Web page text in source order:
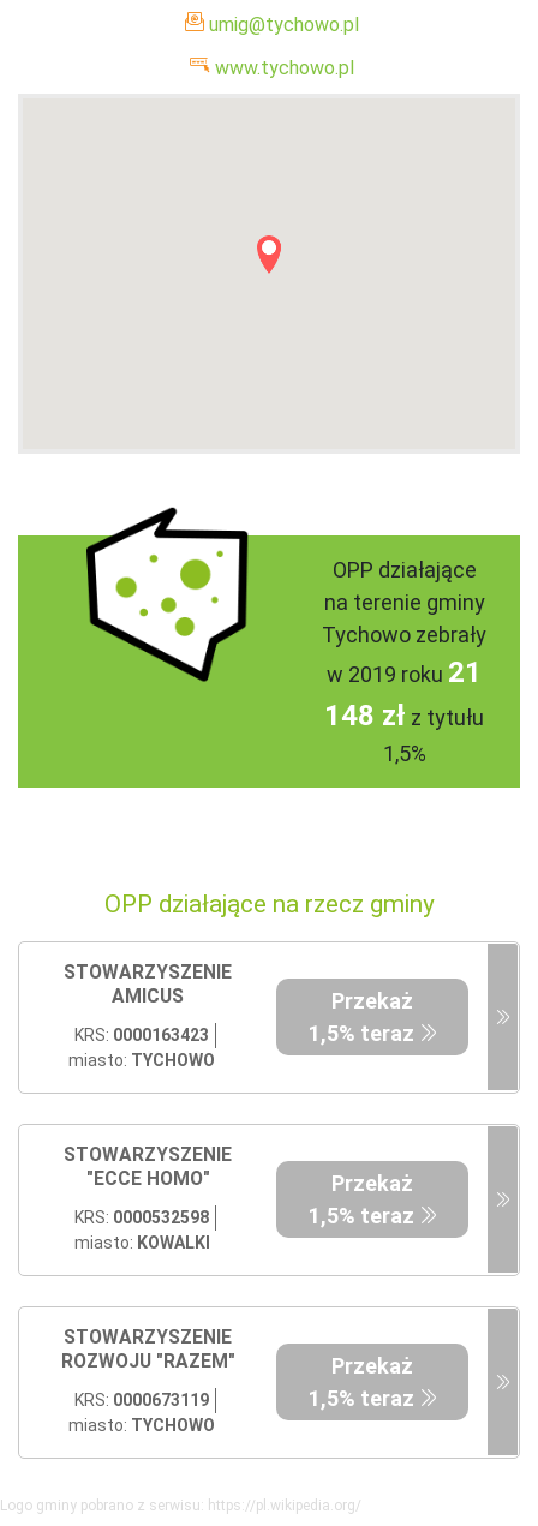
umig@tychowo.pl
www.tychowo.pl
OPP działające
na terenie gminy
Tychowo zebrały
w 2019 roku 21
148 zł z tytułu
1,5%
OPP działające na rzecz gminy
STOWARZYSZENIE
AMICUS
KRS: 0000163423
miasto: TYCHOWO
Przekaż
1,5% teraz
STOWARZYSZENIE
"ECCE HOMO"
KRS: 0000532598
miasto: KOWALKI
Przekaż
1,5% teraz
STOWARZYSZENIE
ROZWOJU "RAZEM"
KRS: 0000673119
miasto: TYCHOWO
Przekaż
1,5% teraz
Logo gminy pobrano z serwisu: https://pl.wikipedia.org/